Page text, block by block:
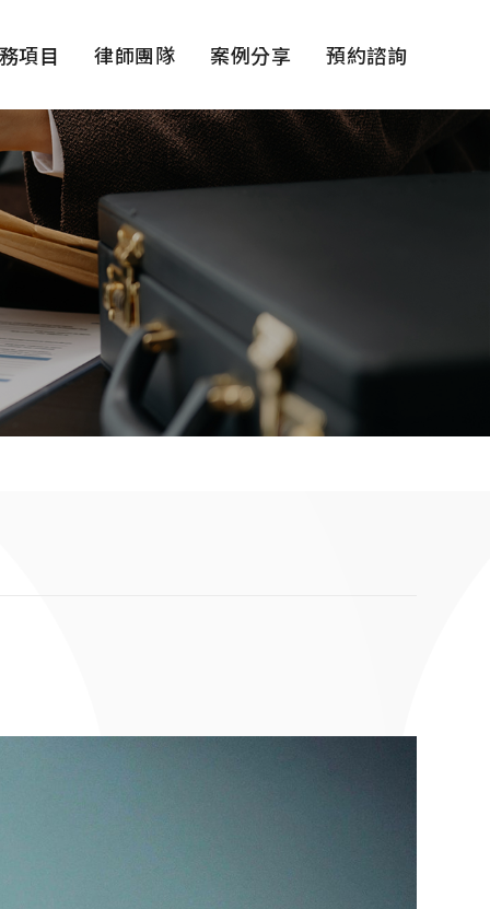
項目 律師團隊 案例分享 預約諮詢